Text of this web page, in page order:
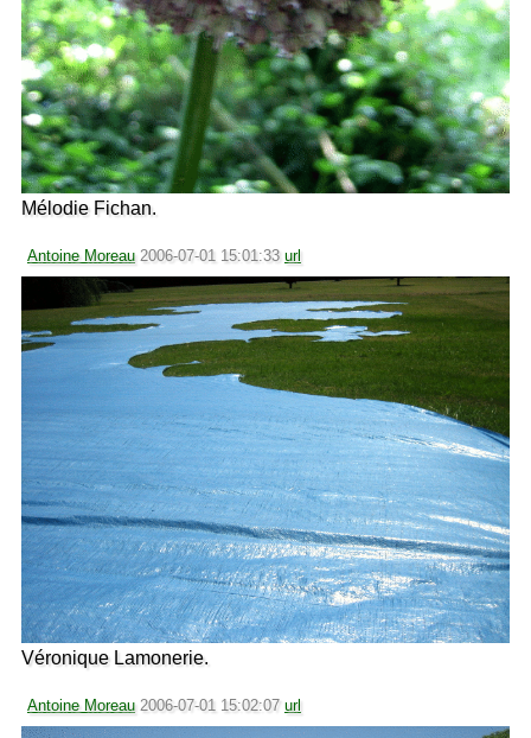
Mélodie Fichan.
Antoine Moreau 2006-07-01 15:01:33 url
Véronique Lamonerie.
Antoine Moreau 2006-07-01 15:02:07 url